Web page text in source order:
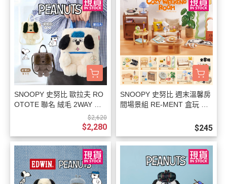
SNOOPY 史努比 歐拉夫 RO
OTOTE 聯名 絨毛 2WAY 手
$2,620
$2,280
SNOOPY 史努比 週末溫馨房
間場景組 RE-MENT 盒玩 全8
$245